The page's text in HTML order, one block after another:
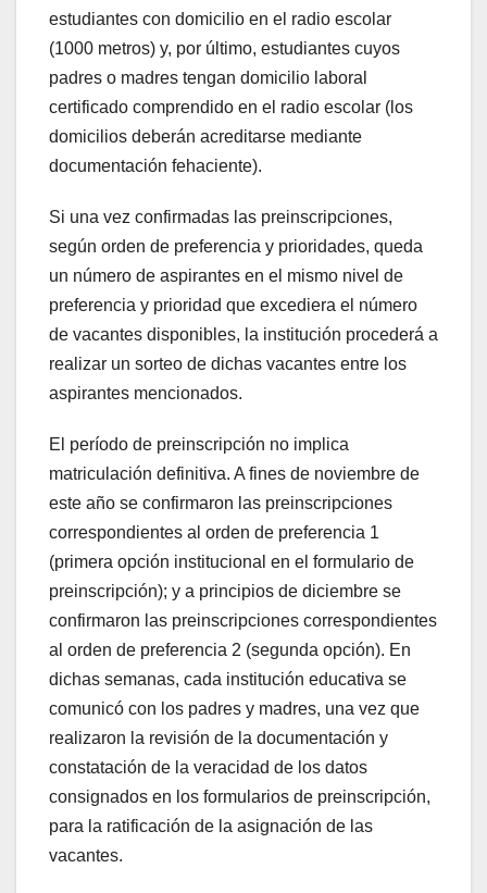
estudiantes con domicilio en el radio escolar
(1000 metros) y, por último, estudiantes cuyos
padres o madres tengan domicilio laboral
certificado comprendido en el radio escolar (los
domicilios deberán acreditarse mediante
documentación fehaciente).
Si una vez confirmadas las preinscripciones,
según orden de preferencia y prioridades, queda
un número de aspirantes en el mismo nivel de
preferencia y prioridad que excediera el número
de vacantes disponibles, la institución procederá a
realizar un sorteo de dichas vacantes entre los
aspirantes mencionados.
El período de preinscripción no implica
matriculación definitiva. A fines de noviembre de
este año se confirmaron las preinscripciones
correspondientes al orden de preferencia 1
(primera opción institucional en el formulario de
preinscripción); y a principios de diciembre se
confirmaron las preinscripciones correspondientes
al orden de preferencia 2 (segunda opción). En
dichas semanas, cada institución educativa se
comunicó con los padres y madres, una vez que
realizaron la revisión de la documentación y
constatación de la veracidad de los datos
consignados en los formularios de preinscripción,
para la ratificación de la asignación de las
vacantes.